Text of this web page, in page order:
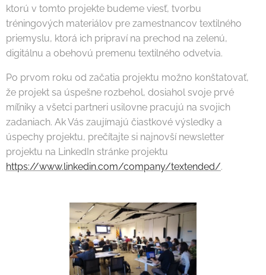
ktorú v tomto projekte budeme viesť, tvorbu
tréningových materiálov pre zamestnancov textilného
priemyslu, ktorá ich pripraví na prechod na zelenú,
digitálnu a obehovú premenu textilného odvetvia.
Po prvom roku od začatia projektu možno konštatovať,
že projekt sa úspešne rozbehol, dosiahol svoje prvé
míľniky a všetci partneri usilovne pracujú na svojich
zadaniach. Ak Vás zaujímajú čiastkové výsledky a
úspechy projektu, prečítajte si najnovší newsletter
projektu na LinkedIn stránke projektu
https://www.linkedin.com/company/textended/.